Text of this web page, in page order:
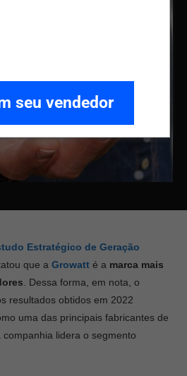
seu vendedor
Estratégico de Geração
que a Growatt é a marca mais
. Dessa forma, em nota, o
resultados obtidos em 2022
uma das principais fabricantes de
companhia lidera o segmento